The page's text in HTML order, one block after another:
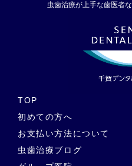
上、電話で問い合わせてみま
や深夜に歯医者に行けなくて
かと思います。そうした場合
のも一つです。 救急外来はほ
24時間対応してもらえます。
事前に電話で確認してから向
歯が痛い、歯茎が腫れる原因とは？ 歯の痛み（歯痛）
性歯痛(しげんせいしつう)と
の大きく２種類に分類されま
痛」とは、歯の内部の神経や
き起こされる歯の痛みです。 歯原性
虫歯治療が上手な歯医者
TOP
初めての方へ
お支払い方法について
虫歯治療ブログ